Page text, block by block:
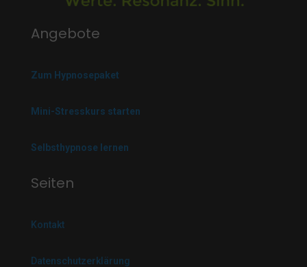
Angebote
Zum Hypnosepaket
Mini-Stresskurs starten
Selbsthypnose lernen
Seiten
Kontakt
Datenschutzerklärung